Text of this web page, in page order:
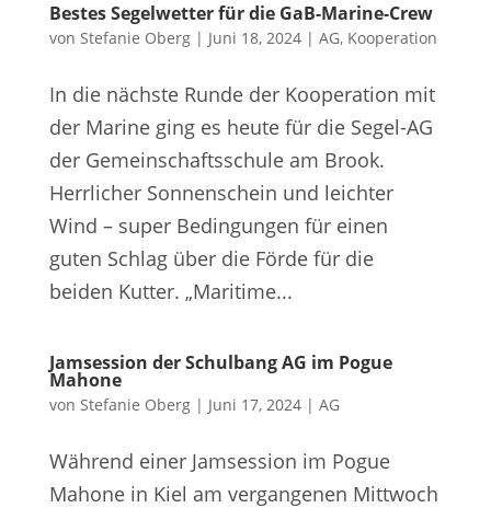
Bestes Segelwetter für die GaB-Marine-Crew
von Stefanie Oberg| Juni 18, 2024| AG, Kooperation
In die nächste Runde der Kooperation mit
der Marine ging es heute für die Segel-AG
der Gemeinschaftsschule am Brook.
Herrlicher Sonnenschein und leichter
Wind – super Bedingungen für einen
guten Schlag über die Förde für die
beiden Kutter. „Maritime...
Jamsession der Schulbang AG im Pogue
Mahone
von Stefanie Oberg| Juni 17, 2024| AG
Während einer Jamsession im Pogue
Mahone in Kiel am vergangenen Mittwoch